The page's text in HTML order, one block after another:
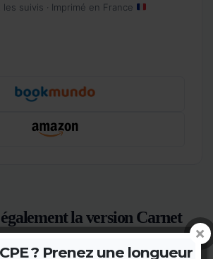
suivis · Imprimé en France
la version Carnet
couverture graphique pour varier
? Prenez une longueur